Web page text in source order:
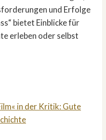
und Erfolge
bietet Einblicke für
erleben oder selbst
in der Kritik: Gute